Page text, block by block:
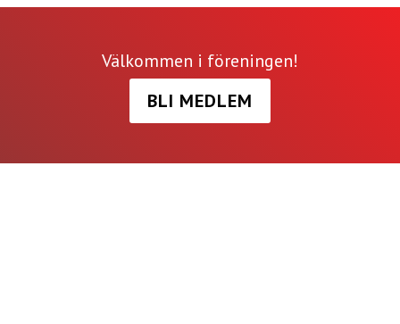
Välkommen i föreningen!
BLI MEDLEM